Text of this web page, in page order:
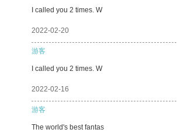
I called you 2 times. W
2022-02-20
游客
I called you 2 times. W
2022-02-16
游客
The world's best fantas